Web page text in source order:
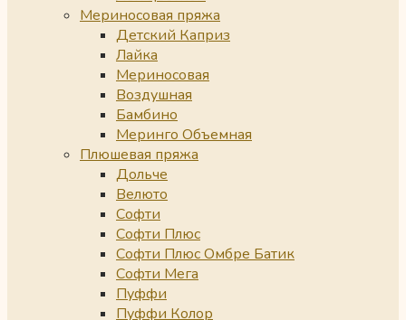
Мериносовая пряжа
Детский Каприз
Лайка
Мериносовая
Воздушная
Бамбино
Меринго Объемная
Плюшевая пряжа
Дольче
Велюто
Софти
Софти Плюс
Софти Плюс Омбре Батик
Софти Мега
Пуффи
Пуффи Колор